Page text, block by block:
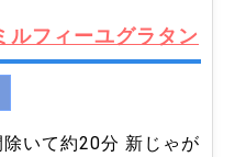
ルフィーユグラタン
いて約20分 新じゃが